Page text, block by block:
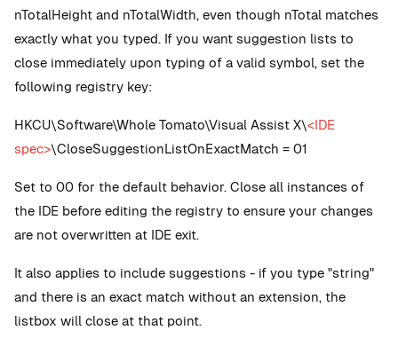
nTotalHeight and nTotalWidth, even though nTotal matches
exactly what you typed. If you want suggestion lists to
close immediately upon typing of a valid symbol, set the
following registry key:
HKCU\Software\Whole Tomato\Visual Assist X\<IDE
spec>\CloseSuggestionListOnExactMatch = 01
Set to 00 for the default behavior. Close all instances of
the IDE before editing the registry to ensure your changes
are not overwritten at IDE exit.
It also applies to include suggestions - if you type "string"
and there is an exact match without an extension, the
listbox will close at that point.